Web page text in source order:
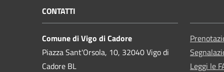
CONTATTI
Comune di Vigo di Cadore
Piazza Sant'Orsola, 10, 32040 Vigo di
Cadore BL
Leggi le